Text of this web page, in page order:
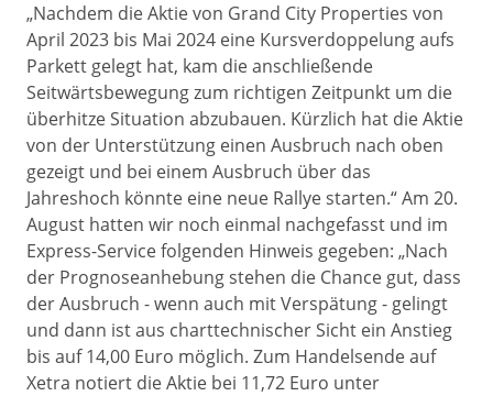
„Nachdem die Aktie von Grand City Properties von
April 2023 bis Mai 2024 eine Kursverdoppelung aufs
Parkett gelegt hat, kam die anschließende
Seitwärtsbewegung zum richtigen Zeitpunkt um die
überhitze Situation abzubauen. Kürzlich hat die Aktie
von der Unterstützung einen Ausbruch nach oben
gezeigt und bei einem Ausbruch über das
Jahreshoch könnte eine neue Rallye starten.“ Am 20.
August hatten wir noch einmal nachgefasst und im
Express-Service folgenden Hinweis gegeben: „Nach
der Prognoseanhebung stehen die Chance gut, dass
der Ausbruch - wenn auch mit Verspätung - gelingt
und dann ist aus charttechnischer Sicht ein Anstieg
bis auf 14,00 Euro möglich. Zum Handelsende auf
Xetra notiert die Aktie bei 11,72 Euro unter